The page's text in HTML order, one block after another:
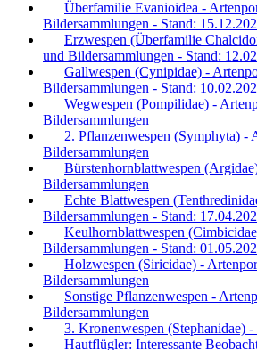
Überfamilie Evanioidea -
Bildersammlungen - Stand:
Erzwespen (Überfamilie
und Bildersammlungen - Stand:
Gallwespen (Cynipidae) -
Bildersammlungen - Stand:
Wegwespen (Pompilidae) -
Bildersammlungen
2. Pflanzenwespen (Symphyta) -
Bildersammlungen
Bürstenhornblattwespen
Bildersammlungen
Echte Blattwespen
Bildersammlungen - Stand:
Keulhornblattwespen
Bildersammlungen - Stand:
Holzwespen (Siricidae) -
Bildersammlungen
Sonstige Pflanzenwespen -
Bildersammlungen
3. Kronenwespen (Stephanidae) -
Hautflügler: Interessante